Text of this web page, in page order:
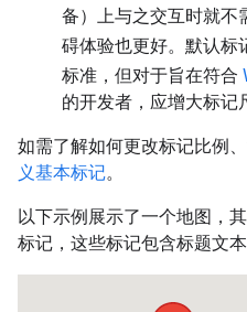
备）上与之交互时就不
碍体验也更好。默认标
标准，但对于旨在符合
的开发者，应增大标记
如需了解如何更改标记比例
义基本标记。
以下示例展示了一个地图，
标记，这些标记包含标题文